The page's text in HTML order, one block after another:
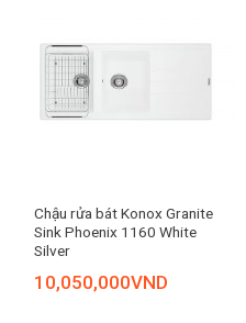
Chậu rửa bát Konox Granite
Sink Phoenix 1160 White
Silver
10,050,000VND